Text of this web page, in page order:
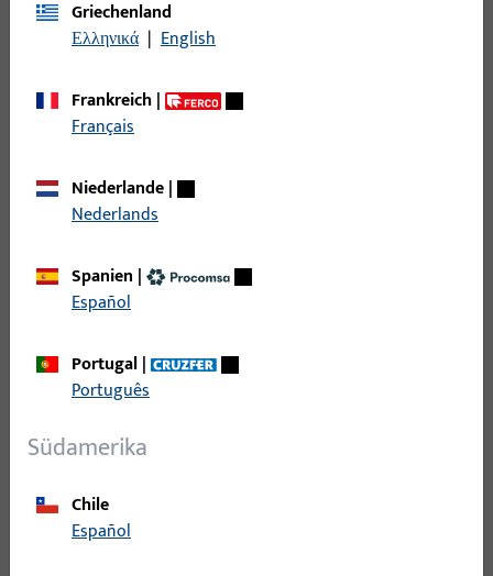
Topfdurchmesser
Nutlage
Bohrzapfendurchmesser
Bohrzapfenlänge
Griechenland
Ελληνικά | English
Frankreich|
Français
Niederlande|
Nederlands
Spanien |
Español
Portugal|
Português
Südamerika
Chile
Español